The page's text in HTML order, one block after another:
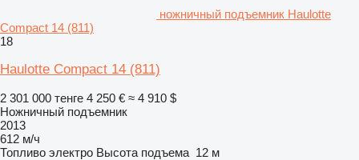
ножничный подъемник Haulotte
Compact 14 (811)
18
Haulotte Compact 14 (811)
2 301 000 тенге 4 250 € ≈ 4 910 $
Ножничный подъемник
2013
612 м/ч
Топливо электро Высота подъема 12 м